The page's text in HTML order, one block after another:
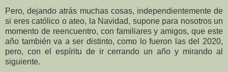
Pero, dejando atrás muchas cosas, independientemente de
si eres católico o ateo, la Navidad, supone para nosotros un
momento de reencuentro, con familiares y amigos, que este
año también va a ser distinto, como lo fueron las del 2020,
pero, con el espíritu de ir cerrando un año y mirando al
siguiente.